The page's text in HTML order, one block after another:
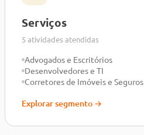
Serviços
5 atividades atendidas
Advogados e Escritórios
Desenvolvedores e TI
Corretores de Imóveis e Seguros
Explorar segmento →